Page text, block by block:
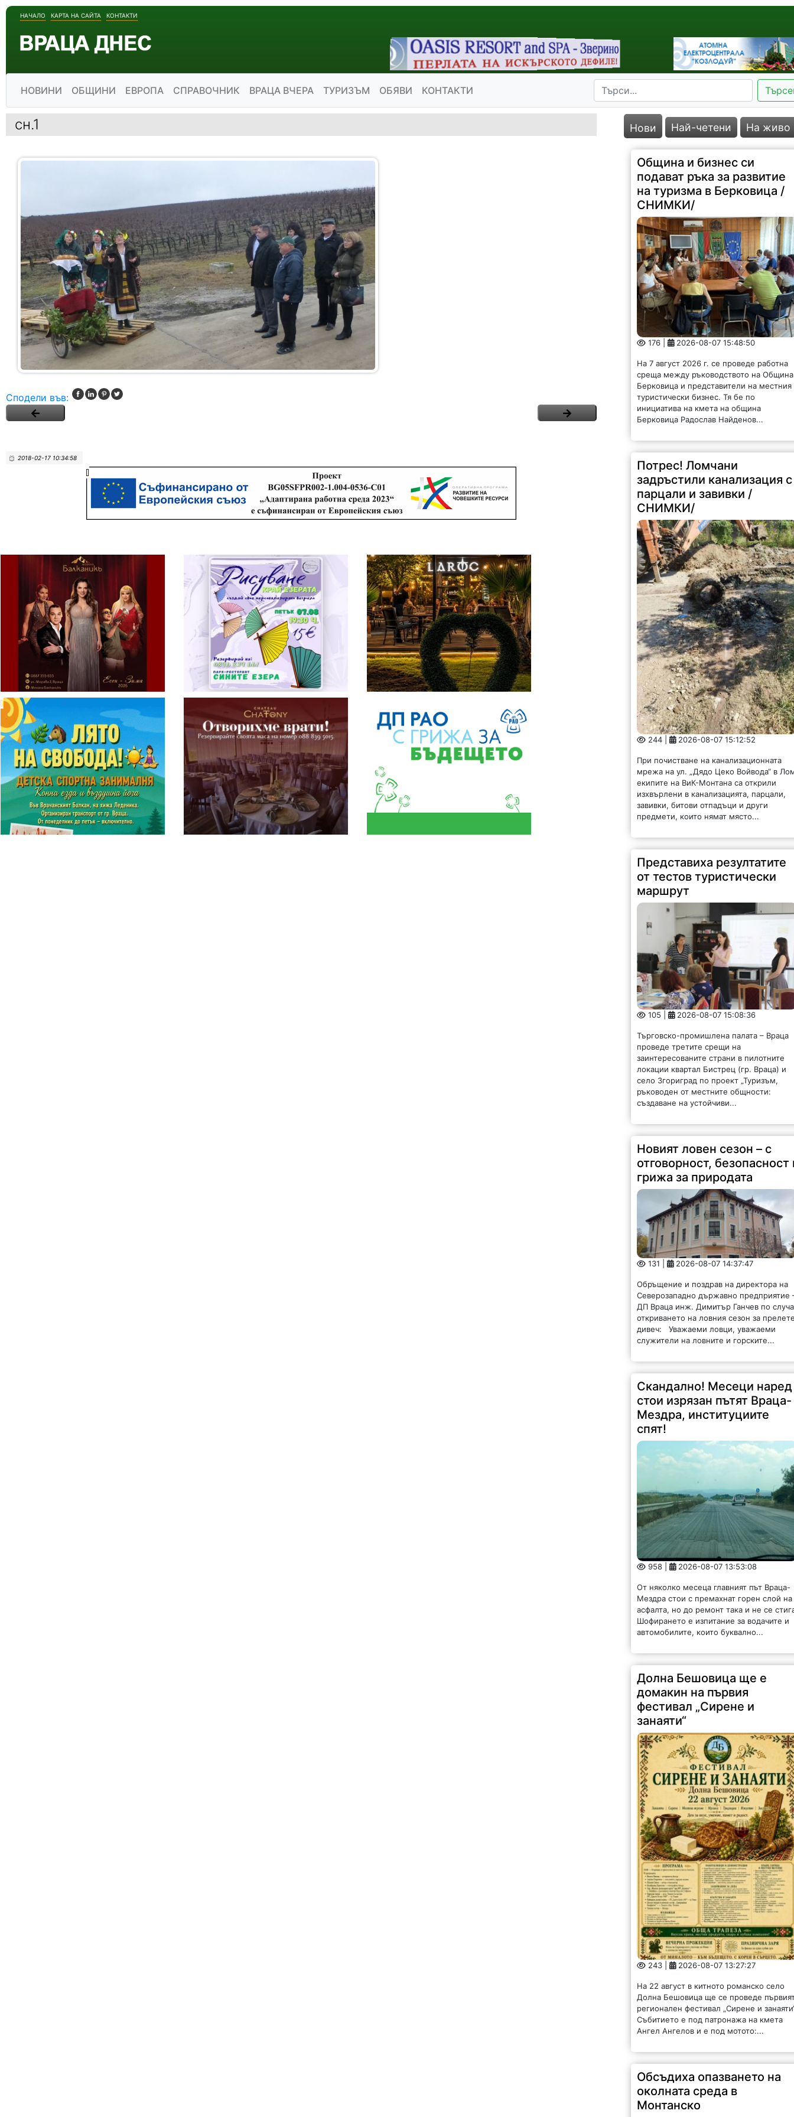
НАЧАЛО КАРТА НА САЙТА КОНТАКТИ
НОВИНИ ОБЩИНИ ЕВРОПА СПРАВОЧНИК ВРАЦА ВЧЕРА ТУРИЗЪМ ОБЯВИ КОНТАКТИ
сн.1
Сподели във:
2018-02-17 10:34:58
Нови Най-четени На живо
Община и бизнес си
подават ръка за развитие
на туризма в Берковица /
СНИМКИ/
176 | 2026-08-07 15:48:50
На 7 август 2026 г. се проведе работна
среща между ръководството на Община
Берковица и представители на местния
туристически бизнес. Тя бе по
инициатива на кмета на община
Берковица Радослав Найденов...
Потрес! Ломчани
задръстили канализация с
парцали и завивки /
СНИМКИ/
244 | 2026-08-07 15:12:52
При почистване на канализационната
мрежа на ул. „Дядо Цеко Войвода“ в
екипите на ВиК-Монтана са открили
изхвърлени в канализацията, парцали,
завивки, битови отпадъци и други
предмети, които нямат място...
Представиха резултатите
от тестов туристически
маршрут
105 | 2026-08-07 15:08:36
Търговско-промишлена палата – Враца
проведе третите срещи на
заинтересованите страни в пилотните
локации квартал Бистрец (гр. Враца) и
село Згориград по проект „Туризъм,
ръководен от местните общности:
създаване на устойчиви...
Новият ловен сезон – с
отговорност, безопасност
грижа за природата
131 | 2026-08-07 14:37:47
Обръщение и поздрав на директора на
Северозападно държавно предприятие
ДП Враца инж. Димитър Ганчев по
откриването на ловния сезон за
дивеч: Уважаеми ловци, уважаеми
служители на ловните и горските...
Скандално! Месеци наред
стои изрязан пътят Враца-
Мездра, институциите
спят!
958 | 2026-08-07 13:53:08
От няколко месеца главният път Враца-
Мездра стои с премахнат горен слой на
асфалта, но до ремонт така и не се
Шофирането е изпитание за водачите и
автомобилите, които буквално...
Долна Бешовица ще е
домакин на първия
фестивал „Сирене и
занаяти“
243 | 2026-08-07 13:27:27
На 22 август в китното романско село
Долна Бешовица ще се проведе
регионален фестивал „Сирене и
Събитието е под патронажа на кмета
Ангел Ангелов и е под мотото:...
Обсъдиха опазването на
околната среда в
Монтанско